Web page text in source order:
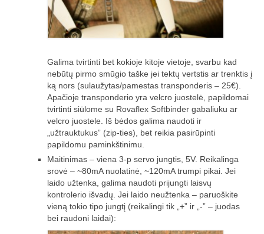
Lietuvių
Galima tvirtinti bet kokioje kitoje vietoje, svarbu kad
nebūtų pirmo smūgio taške jei tektų vertstis ar trenktis į
ką nors (sulaužytas/pamestas transponderis – 25€).
Apačioje transponderio yra velcro juostelė, papildomai
tvirtinti siūlome su Rovaflex Softbinder gabaliuku ar
velcro juostele. Iš bėdos galima naudoti ir
„užtrauktukus” (zip-ties), bet reikia pasirūpinti
papildomu paminkštinimu.
Maitinimas – viena 3-p servo jungtis, 5V. Reikalinga
srovė – ~80mA nuolatinė, ~120mA trumpi pikai. Jei
laido užtenka, galima naudoti prijungti laisvų
kontrolerio išvadų. Jei laido neužtenka – paruoškite
vieną tokio tipo jungtį (reikalingi tik „+” ir „-” – juodas
bei raudoni laidai):